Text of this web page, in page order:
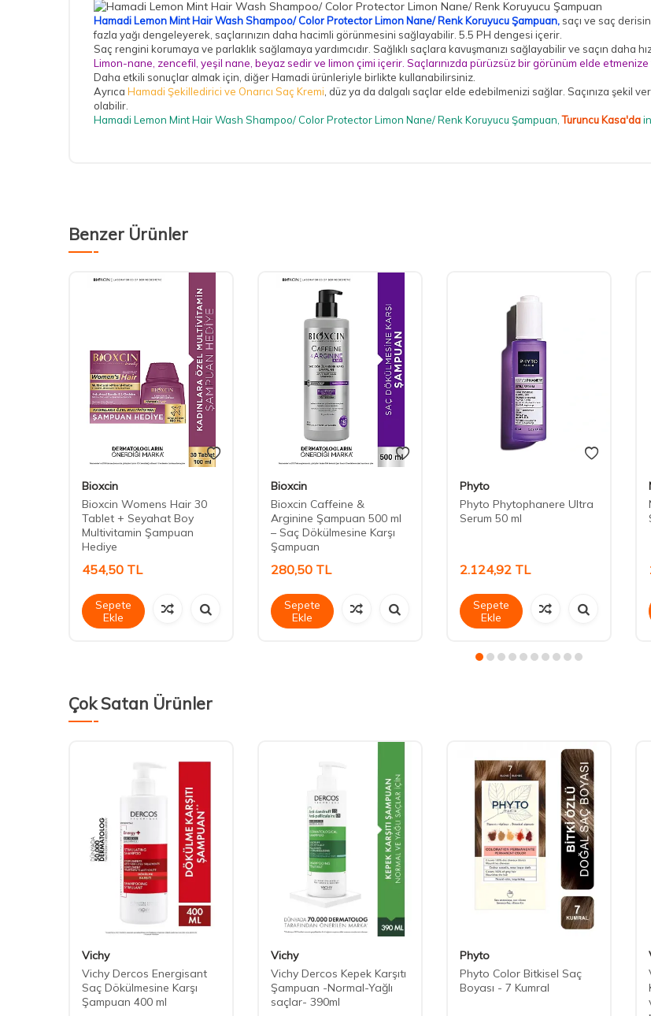
Hamadi Lemon Mint Hair Wash Shampoo/ Color Protector Limon Nane/ Renk Koruyucu Şampuan, saçı ve saç
fazla yağı dengeleyerek, saçlarınızın daha hacimli görünmesini sağlayabilir. 5.5 PH dengesi içerir.
Saç rengini korumaya ve parlaklık sağlamaya yardımcıdır. Sağlıklı saçlara kavuşmanızı sağlayabilir ve saçın daha
Limon-nane, zencefil, yeşil nane, beyaz sedir ve limon çimi içerir. Saçlarınızda pürüzsüz bir görünüm elde etmenize
Daha etkili sonuçlar almak için, diğer Hamadi ürünleriyle birlikte kullanabilirsiniz.
Ayrıca Hamadi Şekilledirici ve Onarıcı Saç Kremi , düz ya da dalgalı saçlar elde edebilmenizi sağlar. Saçınıza şekil
olabilir.
Hamadi Lemon Mint Hair Wash Shampoo/ Color Protector Limon Nane/ Renk Koruyucu Şampuan, Turuncu Kasa'da
Benzer Ürünler
Bioxcin
Bioxcin Womens Hair 30
Tablet + Seyahat Boy
Multivitamin Şampuan
Hediye
454,50 TL
Sepete
Ekle
Bioxcin
Bioxcin Caffeine &
Arginine Şampuan 500 ml
– Saç Dökülmesine Karşı
Şampuan
280,50 TL
Sepete
Ekle
Phyto
Phyto Phytophanere Ultra
Serum 50 ml
2.124,92 TL
Sepete
Ekle
Çok Satan Ürünler
Vichy
Vichy Dercos Energisant
Saç Dökülmesine Karşı
Şampuan 400 ml
Vichy
Vichy Dercos Kepek Karşıtı
Şampuan -Normal-Yağlı
saçlar- 390ml
Phyto
Phyto Color Bitkisel Saç
Boyası - 7 Kumral